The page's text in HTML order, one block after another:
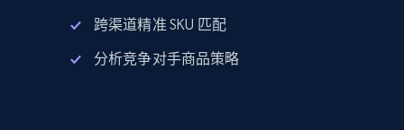
跨渠道精准 SKU 匹配
分析竞争对手商品策略